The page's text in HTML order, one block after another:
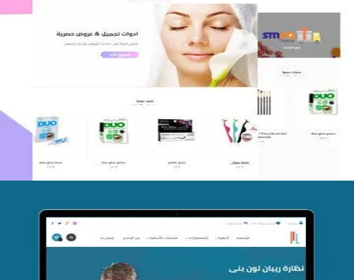
اعادة تصميم متجر فوربليزا
التفاصيل
تصميم متجر اي كير